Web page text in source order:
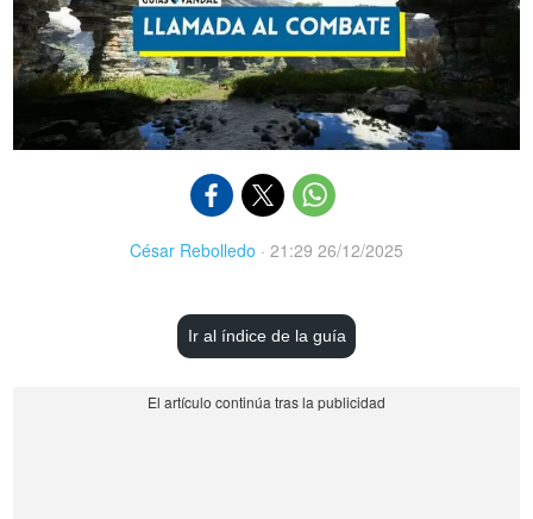
César Rebolledo · 21:29 26/12/2025
Ir al índice de la guía